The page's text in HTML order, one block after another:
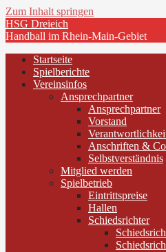
Zum Inhalt springen
HSG Dreieich
Handball im Rhein-Main-Gebiet
Startseite
Spielberichte
Vereinsinfos
Ansprechpartner
Ansprechpartner
Vorstand
Anschriften &
Selbstverständnis
Mitglied werden
Spielbetrieb
Eintrittspreise
Hallen
Schiedsrichter